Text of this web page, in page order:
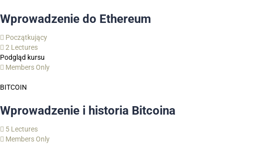
Wprowadzenie do Ethereum
Początkujący
2 Lectures
Podgląd kursu
Members Only
BITCOIN
Wprowadzenie i historia Bitcoina
5 Lectures
Members Only